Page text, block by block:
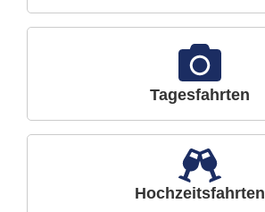
Tagesfahrten
Hochzeitsfahrten